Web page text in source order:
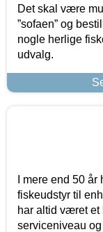
Det skal være
”sofaen” og
nogle herlige
udvalg.
I mere end 50
fiskeudstyr til
har altid været
serviceniveau